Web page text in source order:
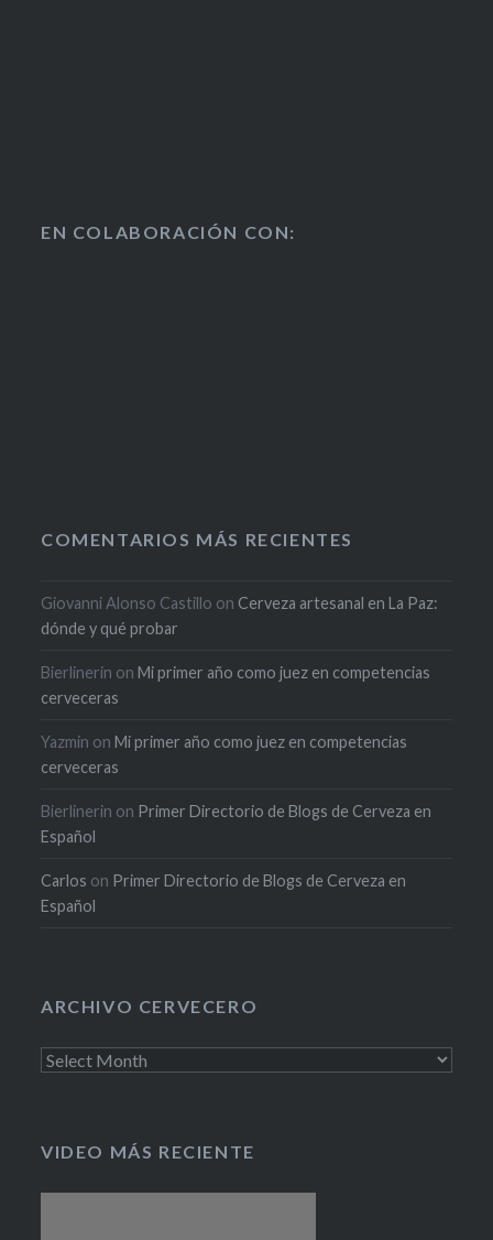
EN COLABORACIÓN CON:
COMENTARIOS MÁS RECIENTES
Giovanni Alonso Castillo on Cerveza artesanal en La Paz:
dónde y qué probar
Bierlinerin onMi primer año como juez en competencias
cerveceras
Yazmin onMi primer año como juez en competencias
cerveceras
Bierlinerin on Primer Directorio de Blogs de Cerveza en
Español
Carlos on Primer Directorio de Blogs de Cerveza en
Español
ARCHIVO CERVECERO
Archivo
VIDEO MÁS RECIENTE